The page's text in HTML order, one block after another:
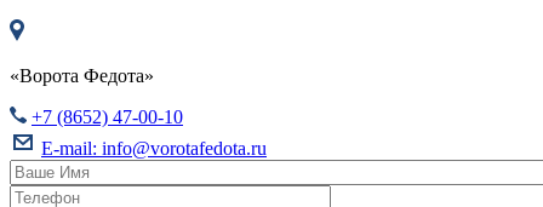
«Ворота Федота»
+7 (8652) 47-00-10
E-mail: info@vorotafedota.ru